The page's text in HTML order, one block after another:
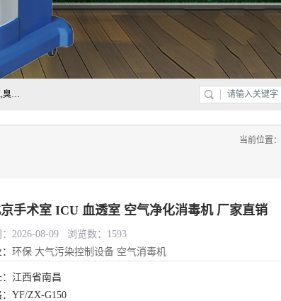
主营:医用空气消毒机，臭氧消空气毒机,循环风紫外线空气消毒机,臭氧发生器,低温烘干臭氧消毒柜,常温臭氧消毒柜,臭氧水消毒机,管道容器臭氧消毒机,内置式臭氧消毒机,外置式臭氧消毒机,床单位臭氧消毒器。医用工作服灭菌柜，医用拖鞋消毒柜,麻醉机内管路消毒机，呼吸机回路消毒机
当前位置：
手术室 ICU 血透室 空气净化消毒机 厂家直销
：2026-08-09 浏览数：1593
环保 大气污染控制设备 空气消毒机
江西省南昌
YF/ZX-G150